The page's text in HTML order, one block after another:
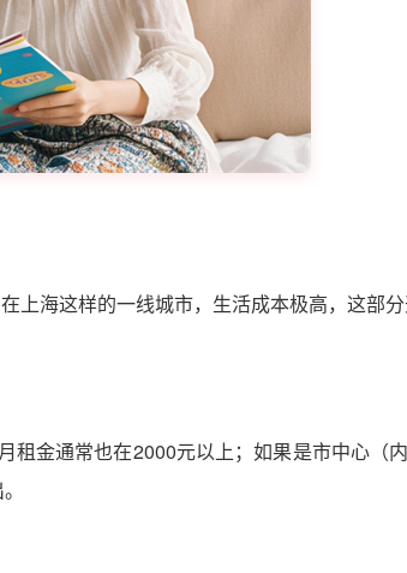
海这样的一线城市，生活成本极高，这部分
金通常也在2000元以上；如果是市中心（